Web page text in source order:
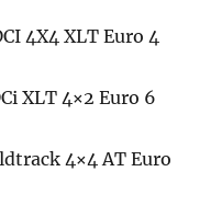
4X4 XLT Euro 4
XLT 4×2 Euro 6
4×4 AT Euro